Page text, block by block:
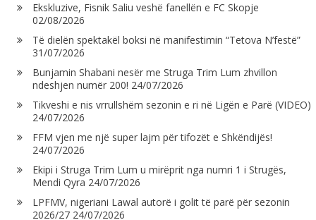
Ekskluzive, Fisnik Saliu veshë fanellën e FC Skopje
02/08/2026
Të dielën spektakël boksi në manifestimin “Tetova N’festë”
31/07/2026
Bunjamin Shabani nesër me Struga Trim Lum zhvillon
ndeshjen numër 200! 24/07/2026
Tikveshi e nis vrrullshëm sezonin e ri në Ligën e Parë (VIDEO)
24/07/2026
FFM vjen me një super lajm për tifozët e Shkëndijës!
24/07/2026
Ekipi i Struga Trim Lum u mirëprit nga numri 1 i Strugës,
Mendi Qyra 24/07/2026
LPFMV, nigeriani Lawal autorë i golit të parë për sezonin
2026/27 24/07/2026